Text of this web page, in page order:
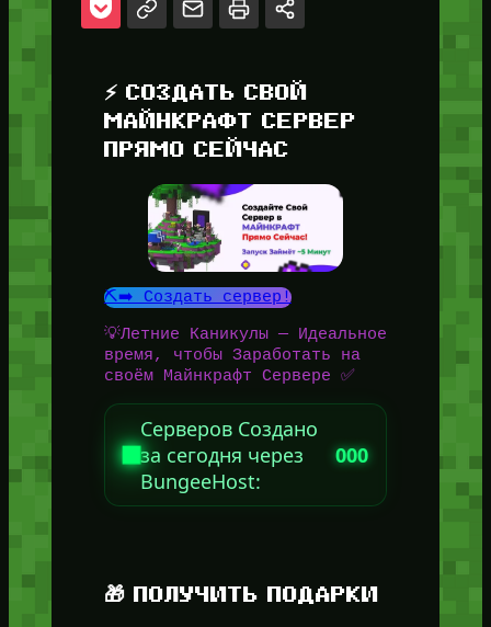
⚡ СОЗДАТЬ СВОЙ
МАЙНКРАФТ СЕРВЕР
ПРЯМО СЕЙЧАС
⛏️➡️ Создать сервер!
💡Летние Каникулы — Идеальное
время, чтобы Заработать на
своём Майнкрафт Сервере ✅
Серверов Создано
за сегодня через
BungeeHost:
000
🎁 ПОЛУЧИТЬ ПОДАРКИ